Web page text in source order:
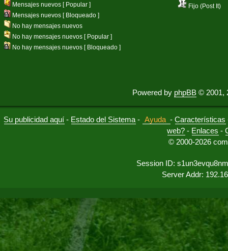
Fijo (Post It)
Mensajes nuevos [ Popular ]
Mensajes nuevos [ Bloqueado ]
No hay mensajes nuevos
No hay mensajes nuevos [ Popular ]
No hay mensajes nuevos [ Bloqueado ]
Powered by phpBB © 2001,
Su publicidad aquí - Estado del Sistema - Ayuda -Características
web? - Enlaces -
© 2000-2026
Session ID:
Server Addr: